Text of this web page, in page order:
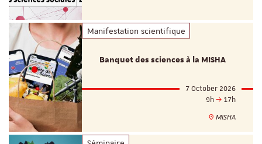
Manifestation scientifique
Banquet des sciences à la MISHA
7 October 2026
9h
17h
MISHA